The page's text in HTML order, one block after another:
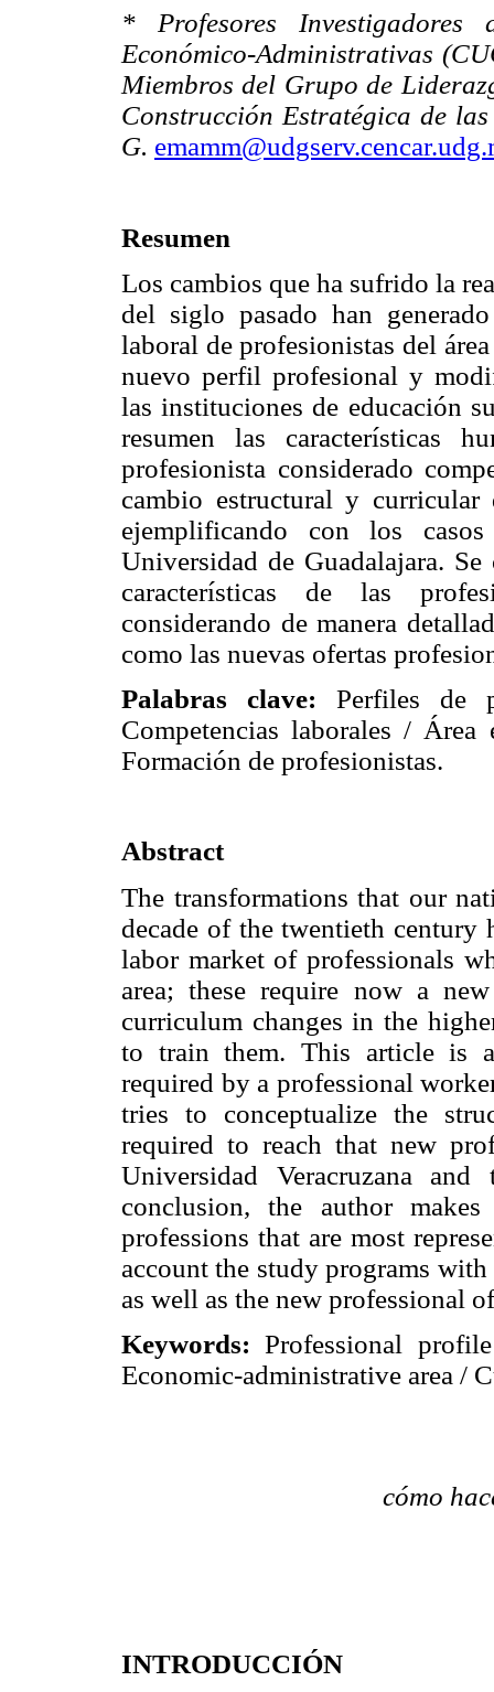
* Profesores
Económico-Administrativas
Miembros del Grupo de
Construcción Estratégica de
G.
Resumen
Los cambios que ha sufrido la
del siglo pasado han
laboral de profesionistas del
nuevo perfil profesional y
las instituciones de educación
resumen las características
profesionista considerado
cambio estructural y
ejemplificando con los
Universidad de Guadalajara.
características de las
considerando de manera
como las nuevas ofertas
Palabras clave: Perfiles de
Competencias laborales /
Formación de profesionistas.
Abstract
The transformations that our
decade of the twentieth century
labor market of professionals
area; these require now a
curriculum changes in the
to train them. This article is
required by a professional
tries to conceptualize the
required to reach that new
Universidad Veracruzana
conclusion, the author
professions that are most
account the study programs
as well as the new professional
Keywords: Professional
Economic-administrative area /
cómo
INTRODUCCIÓN